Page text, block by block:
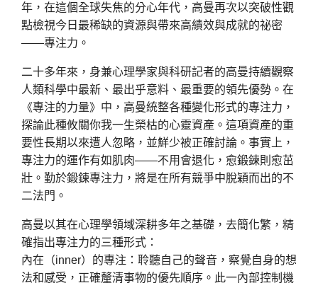
年，在這個全球失焦的分心年代，高曼再次以突破性觀
點檢視今日最稀缺的資源與帶來高績效與成就的祕密
——專注力。
二十多年來，身兼心理學家與科研記者的高曼持續觀察
人類科學中最新、最出乎意料、最重要的領先優勢。在
《專注的力量》中，高曼統整各種變化形式的專注力，
探論此種攸關你我一生榮枯的心靈資產。這項資產的重
要性長期以來遭人忽略，並鮮少被正確討論。事實上，
專注力的運作有如肌肉——不用會退化，愈鍛鍊則愈茁
壯。勤於鍛鍊專注力，將是在所有競爭中脫穎而出的不
二法門。
高曼以其在心理學領域深耕多年之基礎，去簡化繁，精
確指出專注力的三種形式：
內在（inner）的專注：聆聽自己的聲音，察覺自身的想
法和感受，正確釐清事物的優先順序。此一內部控制機